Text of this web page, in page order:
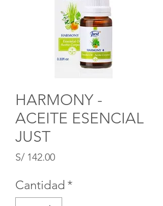
HARMONY -
ACEITE ESENCIAL
JUST
S/ 142.00Precio
Cantidad *